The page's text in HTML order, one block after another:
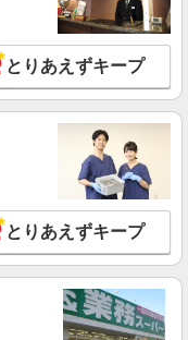
月1,100円）
詳細を見る
ィネートセンター（長
パーでお惣菜のパッ
駅：長野駅 ≪車通勤可
月1,100円）
詳細を見る
とりあえずキープ
とりあえずキープ